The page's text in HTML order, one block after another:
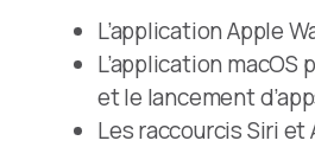
L’application Apple
L’application
et le lancement
Les raccourcis Siri